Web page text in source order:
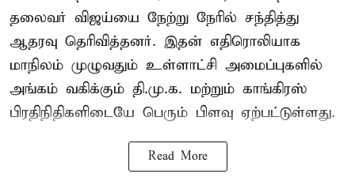
தலைவர் விஜய்யை நேற்று நேரில் சந்தித்து
ஆதரவு தெரிவித்தனர். இதன் எதிரொலியாக
மாநிலம் முழுவதும் உள்ளாட்சி அமைப்புகளில்
அங்கம் வகிக்கும் தி.மு.க. மற்றும் காங்கிரஸ்
பிரதிநிதிகளிடையே பெரும் பிளவு ஏற்பட்டுள்ளது.
Read More